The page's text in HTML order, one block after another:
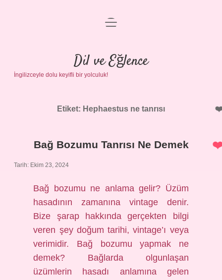
Anasayfa
Gizlilik Politikası
Yasal Uyarı
menüyü
Dil ve Eğlence
İngilizceyle dolu keyifli bir yolculuk!
Etiket: Hephaestus ne tanrısı
Bağ Bozumu Tanrısı Ne Demek
Tarih: Ekim 23, 2024
Bağ bozumu ne anlama gelir? Üzüm
hasadının zamanına vintage denir.
Bize şarap hakkında gerçekten bilgi
veren şey doğum tarihi, vintage’ı veya
verimidir. Bağ bozumu yapmak ne
demek? Bağlarda olgunlaşan
üzümlerin hasadı anlamına gelen